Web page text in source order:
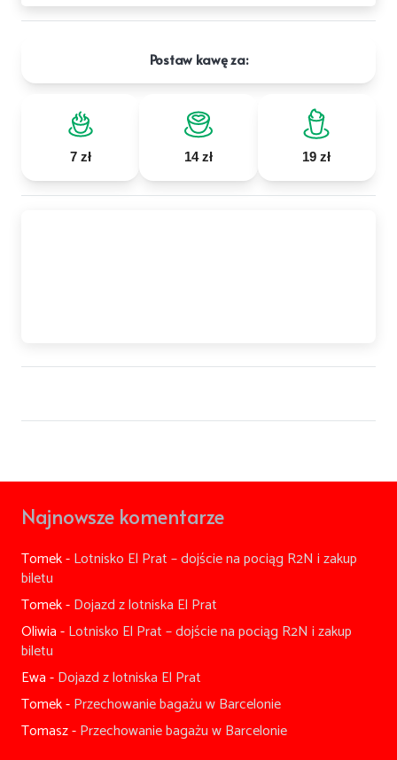
Postaw kawę za:
7 zł 14 zł 19 zł
Najnowsze komentarze
Tomek-Lotnisko El Prat – dojście na pociąg R2N i zakup
biletu
Tomek-Dojazd z lotniska El Prat
Oliwia-Lotnisko El Prat – dojście na pociąg R2N i zakup
biletu
Ewa-Dojazd z lotniska El Prat
Tomek-Przechowanie bagażu w Barcelonie
Tomasz-Przechowanie bagażu w Barcelonie